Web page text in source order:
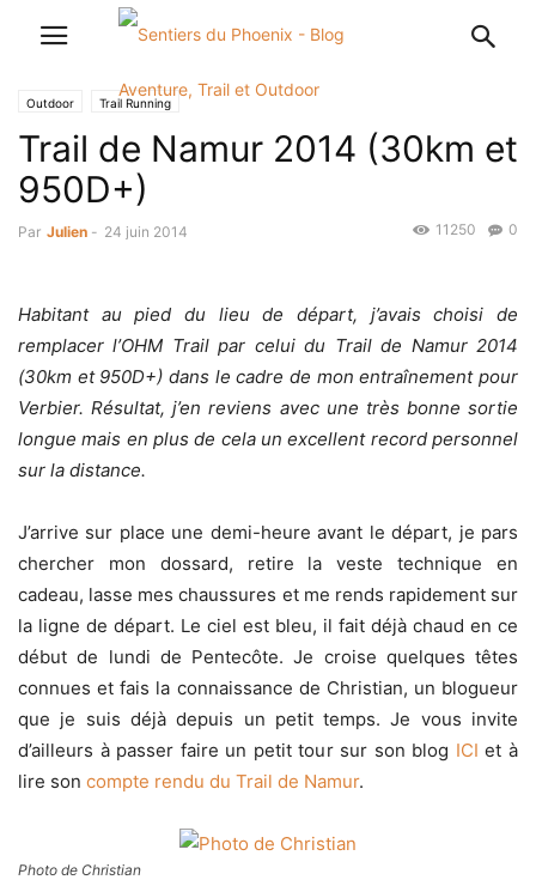
Outdoor Trail Running
Trail de Namur 2014 (30km et
950D+)
Par Julien - 24 juin 2014 0
11250
Habitant au pied du lieu de départ, j’avais choisi de
remplacer l’OHM Trail par celui du Trail de Namur 2014
(30km et 950D+) dans le cadre de mon entraînement pour
Verbier. Résultat, j’en reviens avec une très bonne sortie
longue mais en plus de cela un excellent record personnel
sur la distance.
J’arrive sur place une demi-heure avant le départ, je pars
chercher mon dossard, retire la veste technique en
cadeau, lasse mes chaussures et me rends rapidement sur
la ligne de départ. Le ciel est bleu, il fait déjà chaud en ce
début de lundi de Pentecôte. Je croise quelques têtes
connues et fais la connaissance de Christian, un blogueur
que je suis déjà depuis un petit temps. Je vous invite
d’ailleurs à passer faire un petit tour sur son blog ICI et à
lire son compte rendu du Trail de Namur.
Photo de Christian